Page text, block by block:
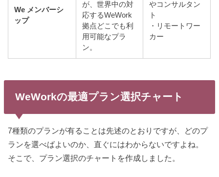
We メンバーシ
ップ
が、世界中の対
応するWeWork
拠点どこでも利
用可能なプラ
ン。
やコンサルタン
ト
・リモートワー
カー
WeWorkの最適プラン選択チャート
7種類のプランが有ることは先述のとおりですが、どのプ
ランを選べばよいのか、直ぐにはわからないですよね。
そこで、プラン選択のチャートを作成しました。